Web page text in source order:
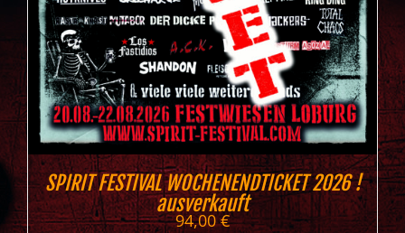
SPIRIT FESTIVAL WOCHENENDTICKET 2026 !
ausverkauft
94,00€